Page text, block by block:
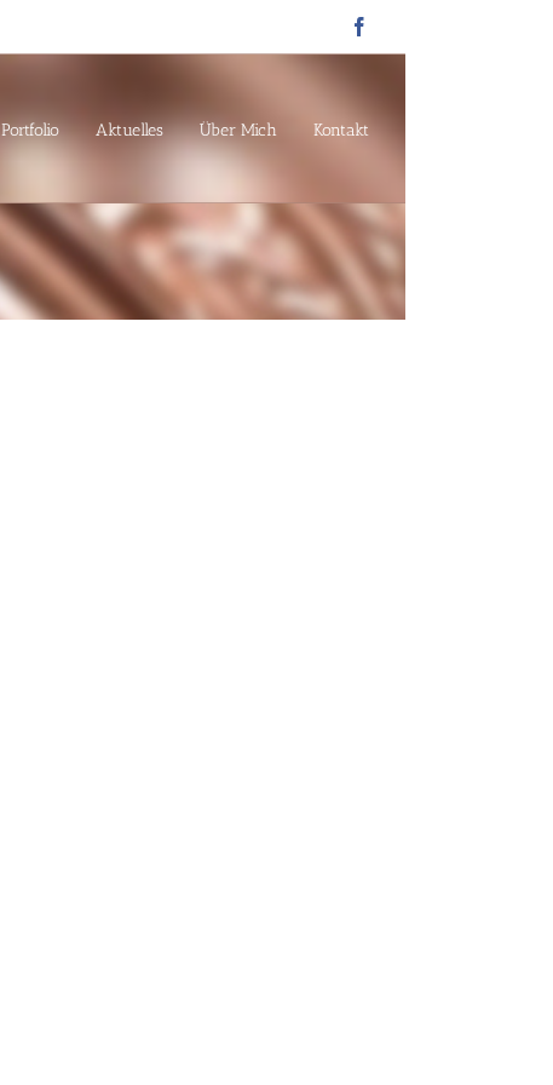
Portfolio Aktuelles Über Mich Kontakt